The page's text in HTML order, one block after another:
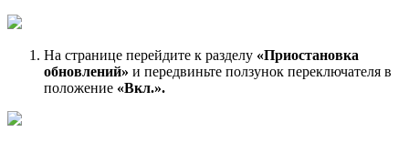
На странице перейдите к разделу «Приостановка
обновлений» и передвиньте ползунок переключателя в
положение «Вкл.».